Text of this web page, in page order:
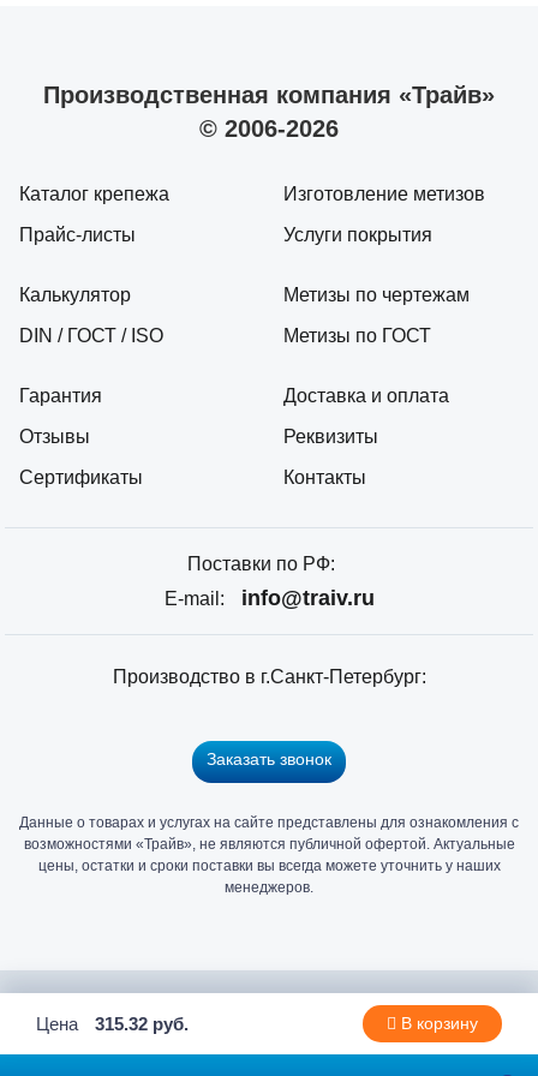
Цена 315.32 руб. В корзину
Производственная компания «Трайв»
© 2006-2026
Каталог крепежа
Прайс-листы
Калькулятор
DIN / ГОСТ / ISO
Гарантия
Отзывы
Сертификаты
Изготовление метизов
Услуги покрытия
Метизы по чертежам
Метизы по ГОСТ
Доставка и оплата
Реквизиты
Контакты
Поставки по РФ:
E-mail:
info@traiv.ru
Производство в г.Санкт-Петербург:
Заказать звонок
Данные о товарах и услугах на сайте представлены для ознакомления с
возможностями «Трайв», не являются публичной офертой. Актуальные
цены, остатки и сроки поставки вы всегда можете уточнить у наших
менеджеров.
Главный
в
Петербурге
2006 - 2026 © Компания «Трайв» производитель и дистрибьютор